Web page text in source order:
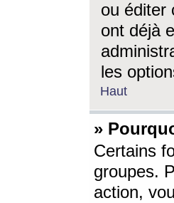
ou éditer
ont déjà
les
Haut
»
Certains
groupes.
action,